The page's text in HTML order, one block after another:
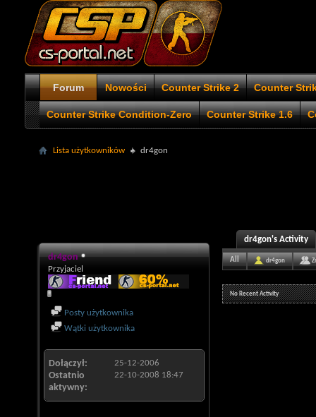
Forum Nowości Counter Strike 2 Counter
Counter Strike Condition-Zero Counter Strike 1.6
Lista użytkowników dr4gon
dr4gon
Przyjaciel
Posty użytkownika
Wątki użytkownika
Dołączył 25-12-2006
Ostatnio
aktywny
22-10-2008 18:47
dr4gon's Activity
All dr4gon
No Recent Activity